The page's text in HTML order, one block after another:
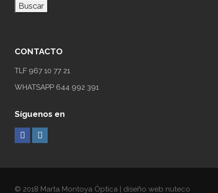
Buscar
CONTACTO
TLF 967 10 77 21
WHATSAPP 644 992 391
Síguenos en
© 2018 Marta Montoya Óptica | diseño web nuteco